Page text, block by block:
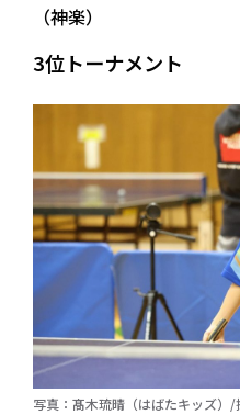
（神楽）
3位トーナメント
写真：髙木琉晴（はばたキッズ）/